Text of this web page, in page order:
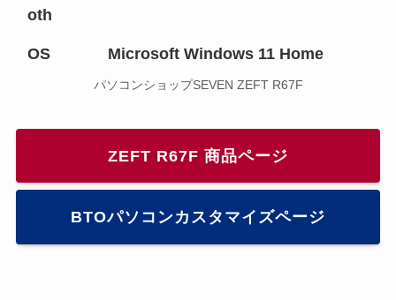
oth
OS Microsoft Windows 11 Home
パソコンショップSEVEN ZEFT R67F
ZEFT R67F 商品ページ
BTOパソコンカスタマイズページ